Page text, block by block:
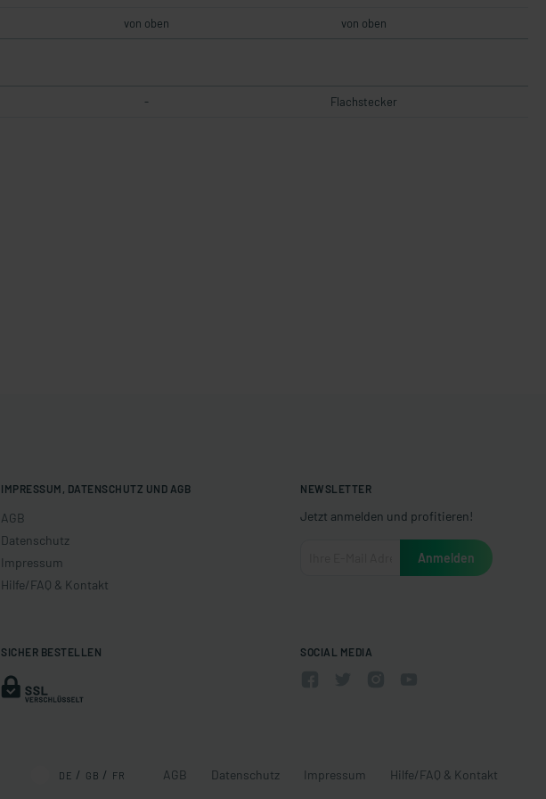
von oben von oben
- Flachstecker
IMPRESSUM, DATENSCHUTZ UND AGB
AGB
Datenschutz
Impressum
Hilfe/FAQ & Kontakt
NEWSLETTER
Jetzt anmelden und profitieren!
SICHER BESTELLEN SOCIAL MEDIA
DE GB FR AGB Datenschutz Impressum Hilfe/FAQ & Kontakt